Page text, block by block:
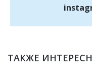
ТАКЖЕ